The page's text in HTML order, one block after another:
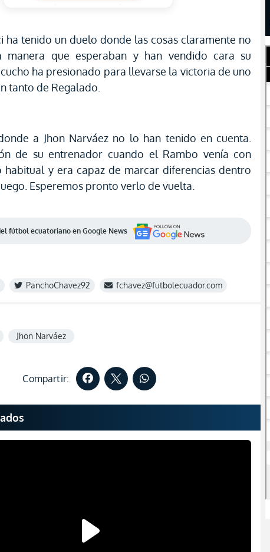
ha tenido un duelo donde las cosas claramente no
manera que esperaban y han vendido cara su
ha presionado para llevarse la victoria de uno
tanto de Regalado.
a Jhon Narváez no lo han tenido en cuenta.
de su entrenador cuando el Rambo venía con
habitual y era capaz de marcar diferencias dentro
Esperemos pronto verlo de vuelta.
fútbol ecuatoriano en Google News
PanchoChavez92 fchavez@futbolecuador.com
Jhon Narváez
Compartir: